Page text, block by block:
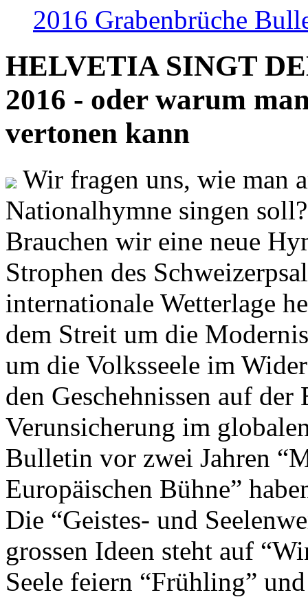
2016 Grabenbrüche
HELVETIA SINGT
2016 - oder warum
vertonen kann
Wir fragen uns, wie man
Nationalhymne singen
Brauchen wir eine neue
Strophen des
internationale Wetterlage
dem Streit um die
um die Volksseele im
den Geschehnissen auf
Verunsicherung im
Bulletin vor zwei Jahren
Europäischen Bühne”
Die “Geistes- und
grossen Ideen steht auf
Seele feiern “Frühling”